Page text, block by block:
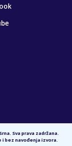
Sva prava zadržana.
bez navođenja izvora.